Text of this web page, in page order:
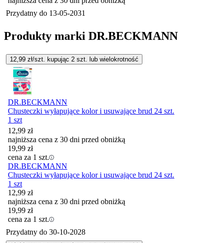
Przydatny do 13-05-2031
Produkty marki DR.BECKMANN
12,99 zł/szt. kupując 2 szt. lub wielokrotność
DR.BECKMANN
Chusteczki wyłapujące kolor i usuwające brud 24 szt.
1 szt
12,99 zł
najniższa cena z 30 dni przed obniżką
19,99 zł
cena za 1 szt.
DR.BECKMANN
Chusteczki wyłapujące kolor i usuwające brud 24 szt.
1 szt
12,99 zł
najniższa cena z 30 dni przed obniżką
19,99 zł
cena za 1 szt.
Przydatny do 30-10-2028